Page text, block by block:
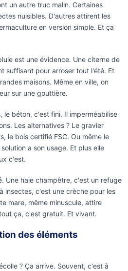
un autre truc malin. Certaines
nuisibles. D'autres attirent les
en version simple. Et ça
est une évidence. Une citerne de
suffisant pour arroser tout l'été. Et
maisons. Même en ville, on
sur une gouttière.
le béton, c'est fini. Il imperméabilise
Les alternatives ? Le gravier
le bois certifié FSC. Ou même le
a son usage. Et plus elle
c'est.
Une haie champêtre, c'est un refuge
insectes, c'est une crèche pour les
mare, même minuscule, attire
ça, c'est gratuit. Et vivant.
des éléments
? Ça arrive. Souvent, c'est à